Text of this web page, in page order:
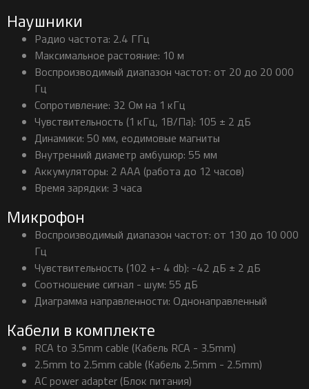
Наушники
Радио частота: 2.4 ГГц
Максимальное растояние: 10 м
Воспроизводимый диапазон частот: от 20 до 20 000
Гц
Сопротивление: 32 Ом на 1 кГц
Чувствительность (1 кГц, 1В/Па): 105 ± 2 дБ
Динамики: 50 мм, еодимовые магниты
Внутренний диаметр амбушюр: 55 мм
Аккумуляторы: 2 AAA (работа до 12 часов)
Время зарядки: 3 часа
Микрофон
Воспроизводимый диапазон частот: от 130 до 10 000
Гц
Чувствительность (102 +- 4 db): -42 дБ ± 2 дБ
Соотношение сигнал - шум: 55 дБ
Диаграмма направленности: Однонаправленный
Кабели в комплекте
RCA to 3.5mm cable (Кабель RCA - 3.5mm)
2.5mm to 2.5mm cable (Кабель 2.5mm - 2.5mm)
AC power adapter (Блок питания)